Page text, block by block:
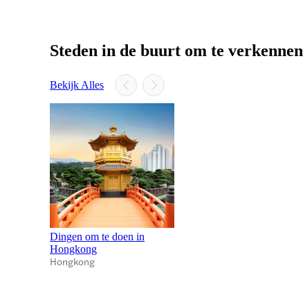
Steden in de buurt om te verkennen
Bekijk Alles
Dingen om te doen in
Hongkong
Hongkong